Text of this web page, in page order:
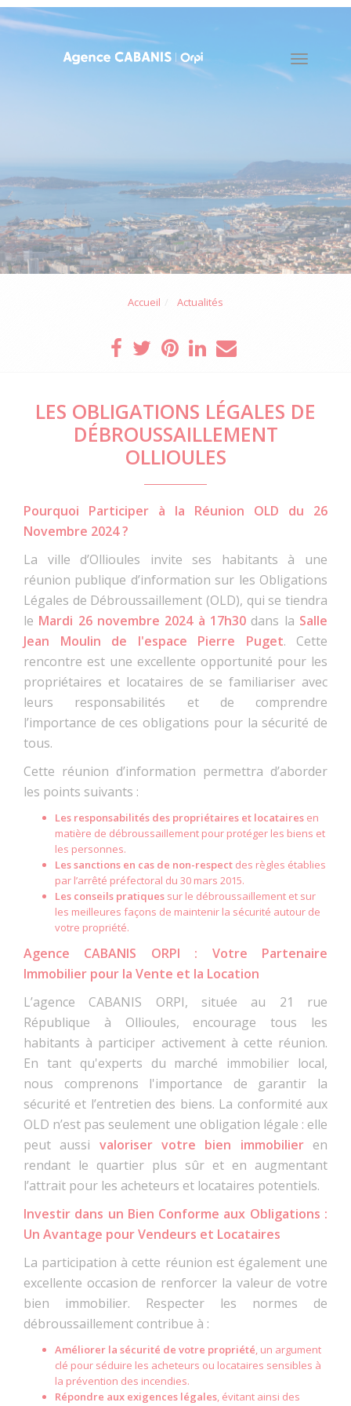
Toggle
Accueil Actualités
LES OBLIGATIONS LÉGALES DE
DÉBROUSSAILLEMENT
OLLIOULES
Pourquoi Participer à la Réunion OLD du 26
Novembre 2024 ?
La ville d’Ollioules invite ses habitants à une
réunion publique d’information sur les Obligations
Légales de Débroussaillement (OLD), qui se tiendra
le Mardi 26 novembre 2024 à 17h30 dans la Salle
Jean Moulin de l'espace Pierre Puget. Cette
rencontre est une excellente opportunité pour les
propriétaires et locataires de se familiariser avec
leurs responsabilités et de comprendre
l’importance de ces obligations pour la sécurité de
tous.
Cette réunion d’information permettra d’aborder
les points suivants :
Les responsabilités des propriétaires et locataires en
matière de débroussaillement pour protéger les biens et
les personnes.
Les sanctions en cas de non-respect des règles établies
par l’arrêté préfectoral du 30 mars 2015.
Les conseils pratiques sur le débroussaillement et sur
les meilleures façons de maintenir la sécurité autour de
votre propriété.
Agence CABANIS ORPI : Votre Partenaire
Immobilier pour la Vente et la Location
L’agence CABANIS ORPI, située au 21 rue
République à Ollioules, encourage tous les
habitants à participer activement à cette réunion.
En tant qu'experts du marché immobilier local,
nous comprenons l'importance de garantir la
sécurité et l’entretien des biens. La conformité aux
OLD n’est pas seulement une obligation légale : elle
peut aussi valoriser votre bien immobilieren
rendant le quartier plus sûr et en augmentant
l’attrait pour les acheteurs et locataires potentiels.
Investir dans un Bien Conforme aux Obligations :
Un Avantage pour Vendeurs et Locataires
La participation à cette réunion est également une
excellente occasion de renforcer la valeur de votre
bien immobilier. Respecter les normes de
débroussaillement contribue à :
Améliorer la sécurité de votre propriété, un argument
clé pour séduire les acheteurs ou locataires sensibles à
la prévention des incendies.
Répondre aux exigences légales, évitant ainsi des